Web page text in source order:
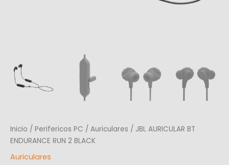
Inicio / Perifericos PC / Auriculares / JBL AURICULAR BT
ENDURANCE RUN 2 BLACK
Auriculares